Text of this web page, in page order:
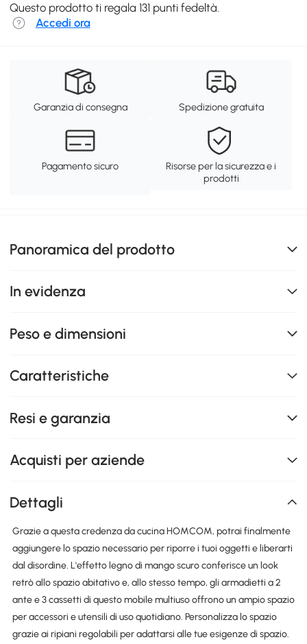
Questo prodotto ti regala 131 punti fedeltà.
Accedi ora
Garanzia di consegna Spedizione gratuita
Pagamento sicuro
Risorse per la sicurezza e i
prodotti
Panoramica del prodotto
In evidenza
Peso e dimensioni
Caratteristiche
Resi e garanzia
Acquisti per aziende
Dettagli
Grazie a questa credenza da cucina HOMCOM, potrai finalmente
aggiungere lo spazio necessario per riporre i tuoi oggetti e liberarti
dal disordine. L'effetto legno di mango scuro conferisce un look
retrò allo spazio abitativo e, allo stesso tempo, gli armadietti a 2
ante e 3 cassetti di questo mobile multiuso offrono un ampio spazio
per accessori e utensili di uso quotidiano. Personalizza lo spazio
grazie ai ripiani regolabili per adattarsi alle tue esigenze di spazio.